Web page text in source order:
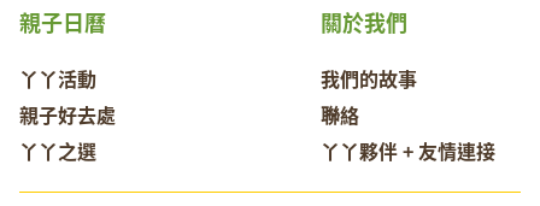
關於我們
我們的故事
聯絡
丫丫夥伴 + 友情連接
親子日曆
丫丫活動
親子好去處
丫丫之選